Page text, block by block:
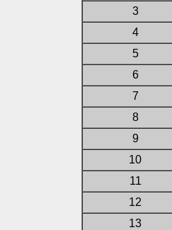
3
4
5
6
7
8
9
10
11
12
13